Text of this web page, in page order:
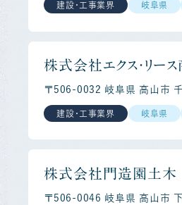
建設・工事業界 岐阜県
株式会社エクス・リー
〒506-0032 岐阜県 高山市 千
建設・工事業界 岐阜県
株式会社門造園土木
〒506-0046 岐阜県 高山市 下